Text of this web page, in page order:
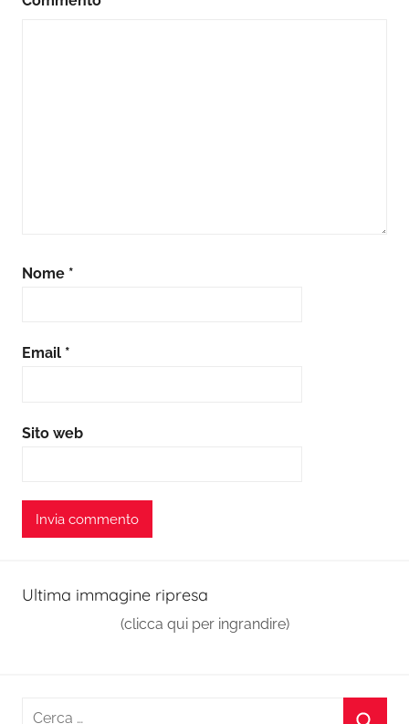
Nome *
Email *
Sito web
Ultima immagine ripresa
(clicca qui per ingrandire)
Ricerca